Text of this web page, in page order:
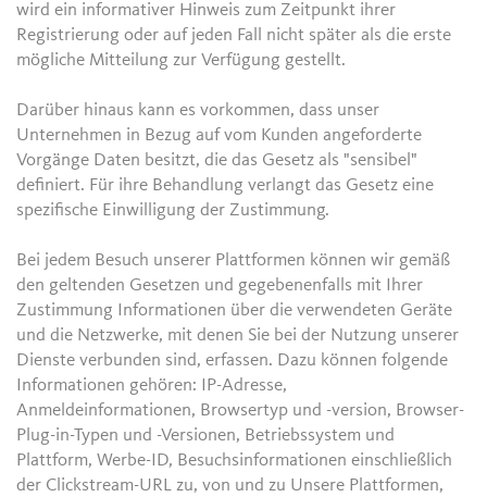
wird ein informativer Hinweis zum Zeitpunkt ihrer
Registrierung oder auf jeden Fall nicht später als die erste
mögliche Mitteilung zur Verfügung gestellt.
Darüber hinaus kann es vorkommen, dass unser
Unternehmen in Bezug auf vom Kunden angeforderte
Vorgänge Daten besitzt, die das Gesetz als "sensibel"
definiert. Für ihre Behandlung verlangt das Gesetz eine
spezifische Einwilligung der Zustimmung.
Bei jedem Besuch unserer Plattformen können wir gemäß
den geltenden Gesetzen und gegebenenfalls mit Ihrer
Zustimmung Informationen über die verwendeten Geräte
und die Netzwerke, mit denen Sie bei der Nutzung unserer
Dienste verbunden sind, erfassen. Dazu können folgende
Informationen gehören: IP-Adresse,
Anmeldeinformationen, Browsertyp und -version, Browser-
Plug-in-Typen und -Versionen, Betriebssystem und
Plattform, Werbe-ID, Besuchsinformationen einschließlich
der Clickstream-URL zu, von und zu Unsere Plattformen,